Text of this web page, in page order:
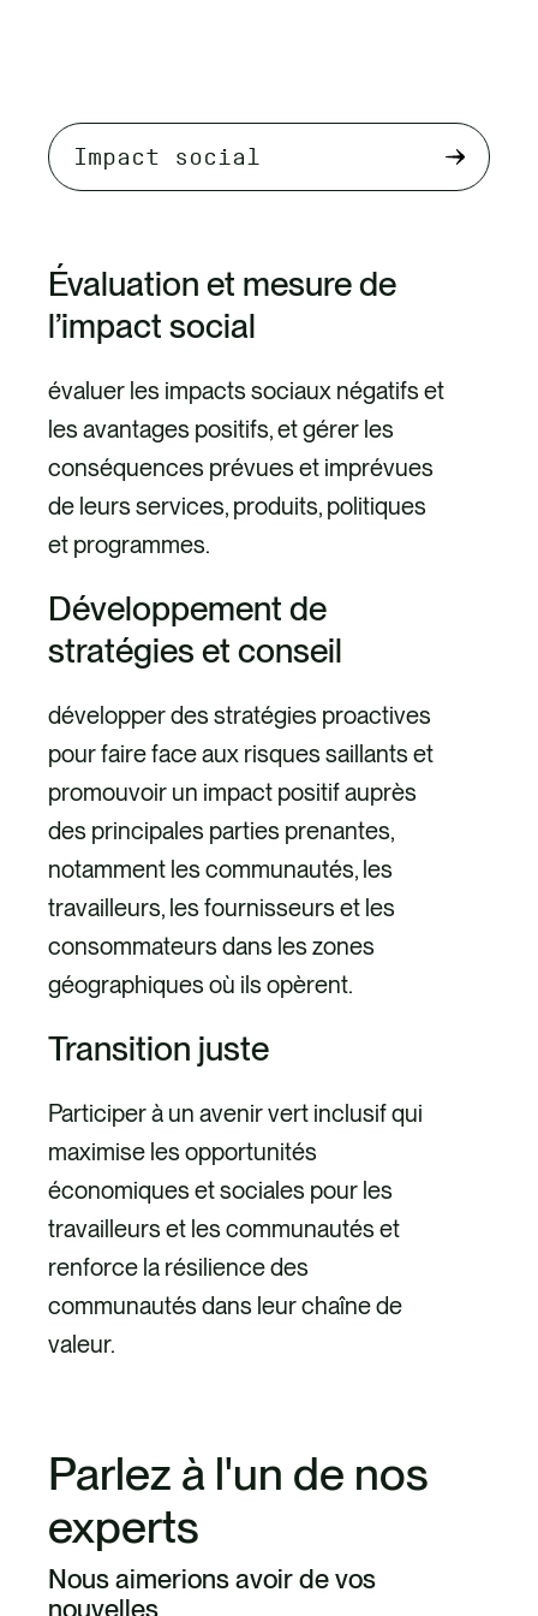
l'onglet
Évaluation et mesure de
l’impact social
évaluer les impacts sociaux négatifs et
les avantages positifs, et gérer les
conséquences prévues et imprévues
de leurs services, produits, politiques
et programmes.
Développement de
stratégies et conseil
développer des stratégies proactives
pour faire face aux risques saillants et
promouvoir un impact positif auprès
des principales parties prenantes,
notamment les communautés, les
travailleurs, les fournisseurs et les
consommateurs dans les zones
géographiques où ils opèrent.
Transition juste
Participer à un avenir vert inclusif qui
maximise les opportunités
économiques et sociales pour les
travailleurs et les communautés et
renforce la résilience des
communautés dans leur chaîne de
valeur.
matière de droits de
l’Homme
Examiner les politiques, cartographier
Parlez à l'un de nos
experts
Nous aimerions avoir de vos
nouvelles